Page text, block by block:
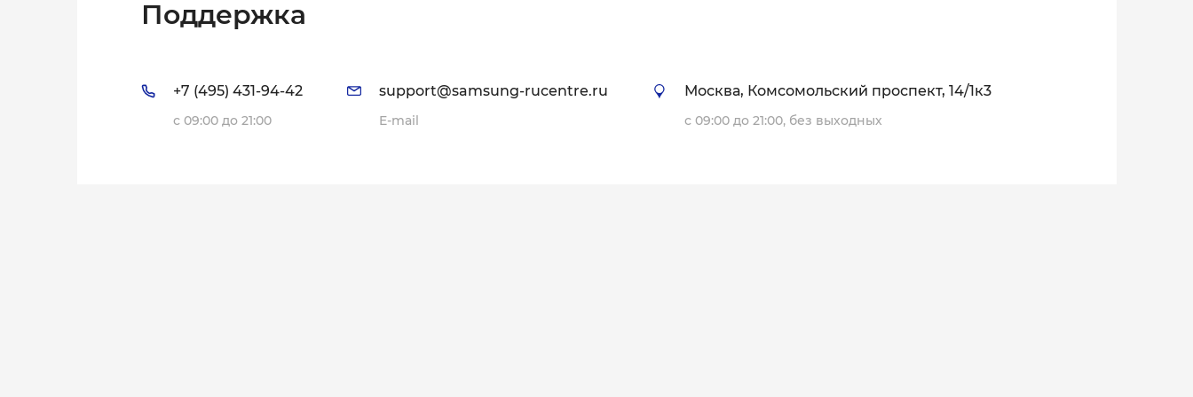
Поддержка
+7 (495) 431-94-42
с 09:00 до 21:00
support@samsung-rucentre.ru
E-mail
Москва, Комсомольский проспект, 14/1к3
с 09:00 до 21:00, без выходных